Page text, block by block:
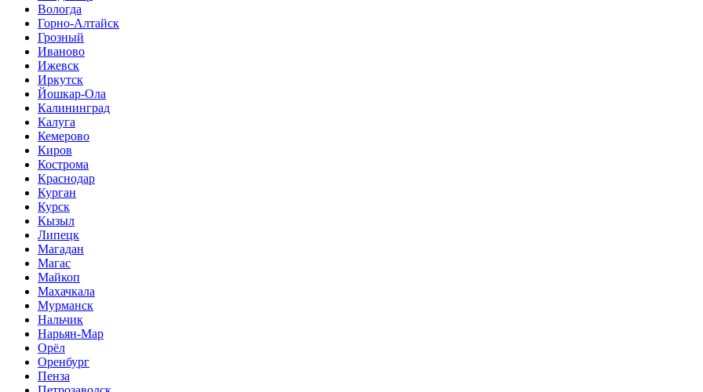
Вологда
Горно-Алтайск
Грозный
Иваново
Ижевск
Иркутск
Йошкар-Ола
Калининград
Калуга
Кемерово
Киров
Кострома
Краснодар
Курган
Курск
Кызыл
Липецк
Магадан
Магас
Майкоп
Махачкала
Мурманск
Нальчик
Нарьян-Мар
Орёл
Оренбург
Пенза